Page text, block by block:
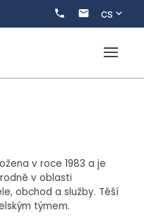
cs
v roce 1983 a je
v oblasti
obchod a služby. Těší
týmem.